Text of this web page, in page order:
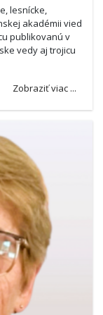
lesnícke,
akadémii vied
publikovanú v
vedy aj trojicu
Zobraziť viac ...